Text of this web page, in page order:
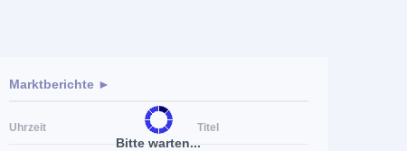
Bitte warten...
Marktberichte ►
Uhrzeit Titel